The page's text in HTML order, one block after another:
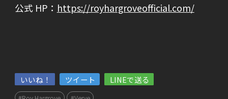
公式 HP： https://royhargroveofficial.com/
いいね！ ツイート LINEで送る